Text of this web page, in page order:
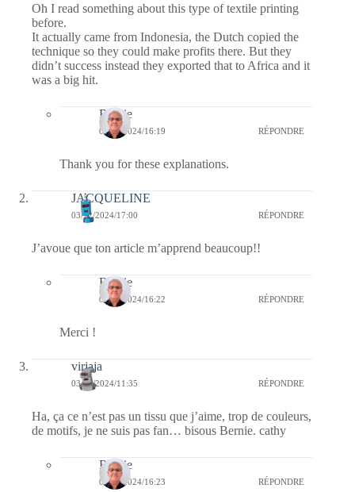
Oh I read something about this type of textile printing
before.
It actually came from Indonesia, the Dutch copied the
technique so they could make profits there. But they
didn’t success instead they exported that to Africa and it
was a big hit.
Bernie
04/12/2024/16:19 RÉPONDRE
Thank you for these explanations.
JACQUELINE
03/12/2024/17:00 RÉPONDRE
J’avoue que ton article m’apprend beaucoup!!
Bernie
04/12/2024/16:22 RÉPONDRE
Merci !
virjaja
03/12/2024/11:35 RÉPONDRE
Ha, ça ce n’est pas un tissu que j’aime, trop de couleurs,
de motifs, je ne suis pas fan… bisous Bernie. cathy
Bernie
04/12/2024/16:23 RÉPONDRE